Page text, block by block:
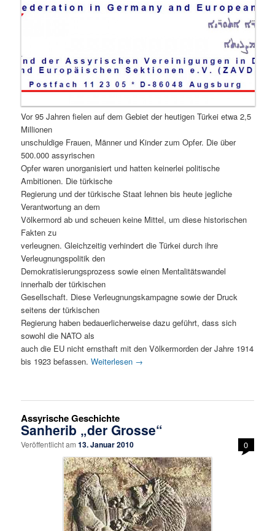
Vor 95 Jahren fielen auf dem Gebiet der heutigen Türkei etwa 2,5
Millionen
unschuldige Frauen, Männer und Kinder zum Opfer. Die über
500.000 assyrischen
Opfer waren unorganisiert und hatten keinerlei politische
Ambitionen. Die türkische
Regierung und der türkische Staat lehnen bis heute jegliche
Verantwortung an dem
Völkermord ab und scheuen keine Mittel, um diese historischen
Fakten zu
verleugnen. Gleichzeitig verhindert die Türkei durch ihre
Verleugnungspolitik den
Demokratisierungsprozess sowie einen Mentalitätswandel
innerhalb der türkischen
Gesellschaft. Diese Verleugnungskampagne sowie der Druck
seitens der türkischen
Regierung haben bedauerlicherweise dazu geführt, dass sich
sowohl die NATO als
auch die EU nicht ernsthaft mit den Völkermorden der Jahre 1914
bis 1923 befassen.Weiterlesen →
Assyrische Geschichte
Sanherib „der Grosse“
Veröffentlicht am13. Januar 2010 0